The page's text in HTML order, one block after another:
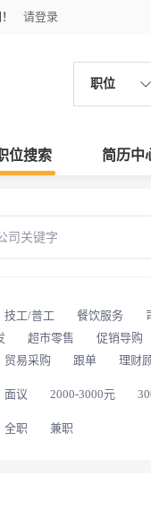
请登录
职位
位搜索 简历中
技工/普工 餐饮服务
超市零售 促销导购
贸易采购 跟单 理财
面议 2000-3000元
全职 兼职